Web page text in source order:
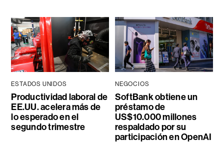
ESTADOS UNIDOS
Productividad laboral de
EE.UU. acelera más de
lo esperado en el
segundo trimestre
NEGOCIOS
SoftBank obtiene un
préstamo de
US$10.000 millones
respaldado por su
participación en OpenAI